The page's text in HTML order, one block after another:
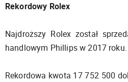
Rekordowy Rolex
Najdroższy Rolex został
handlowym Phillips w 2017 roku.
Rekordowa kwota 17 752 500